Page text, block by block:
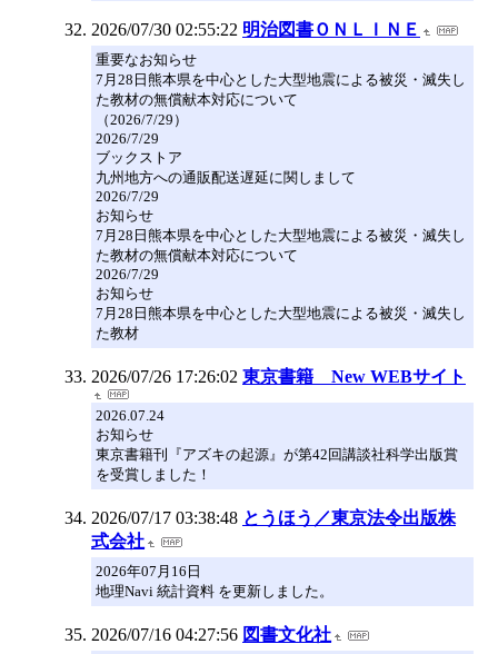
2026/07/30 02:55:22 明治図書ＯＮＬＩＮＥ
重要なお知らせ
7月28日熊本県を中心とした大型地震による被災・滅失し
た教材の無償献本対応について
（2026/7/29）
2026/7/29
ブックストア
九州地方への通販配送遅延に関しまして
2026/7/29
お知らせ
7月28日熊本県を中心とした大型地震による被災・滅失し
た教材の無償献本対応について
2026/7/29
お知らせ
7月28日熊本県を中心とした大型地震による被災・滅失し
た教材
2026/07/26 17:26:02 東京書籍 New WEBサイト
2026.07.24
お知らせ
東京書籍刊『アズキの起源』が第42回講談社科学出版賞
を受賞しました！
2026/07/17 03:38:48 とうほう／東京法令出版株
式会社
2026年07月16日
地理Navi 統計資料 を更新しました。
2026/07/16 04:27:56 図書文化社